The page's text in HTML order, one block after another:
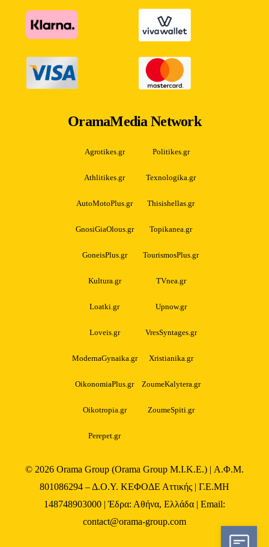
OramaMedia Network
Agrotikes.gr Politikes.gr
Athlitikes.gr Texnologika.gr
AutoMotoPlus.gr Thisishellas.gr
GnosiGiaOlous.gr Topikanea.gr
GoneisPlus.gr TourismosPlus.gr
Kultura.gr TVnea.gr
Loatki.gr Upnow.gr
Loveis.gr VresSyntages.gr
ModernaGynaika.gr Xristianika.gr
OikonomiaPlus.gr ZoumeKalytera.gr
Oikotropia.gr ZoumeSpiti.gr
Perepet.gr
© 2026 Orama Group (Orama Group Μ.Ι.Κ.Ε.) | Α.Φ.Μ.
801086294 – Δ.Ο.Υ. ΚΕΦΟΔΕ Αττικής | Γ.Ε.ΜΗ
148748903000 | Έδρα: Αθήνα, Ελλάδα | Email:
contact@orama-group.com